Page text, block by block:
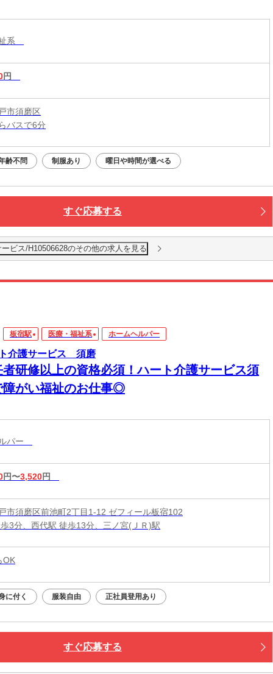
系
円
市須磨区
バスで6分
齢不問 制服あり 曜日や時間が選べる
すぐ応募する
ビス/H10506628のその他の求人を見る
板宿駅 医療・福祉系 ホームヘルパー
介護サービス 須磨
者研修以上の資格必須！ハート介護サービス須
障がい福祉のお仕事◎
パー
円〜3,520円
市須磨区前池町2丁目1-12 ゼフィール板宿102
3分、西代駅 徒歩13分、三ノ宮(ＪＲ)駅
OK
に付く 服装自由 正社員登用あり
すぐ応募する